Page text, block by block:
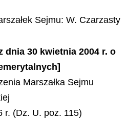
Sejmu: W. Czarzasty
dnia 30 kwietnia 2004 r. o
Marszałka Sejmu
r. (Dz. U. poz. 115)